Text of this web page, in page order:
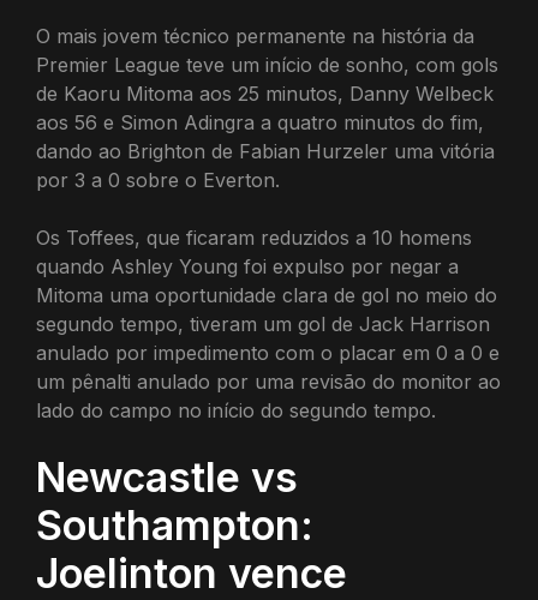
O mais jovem técnico permanente na história da
Premier League teve um início de sonho, com gols
de Kaoru Mitoma aos 25 minutos, Danny Welbeck
aos 56 e Simon Adingra a quatro minutos do fim,
dando ao Brighton de Fabian Hurzeler uma vitória
por 3 a 0 sobre o Everton.
Os Toffees, que ficaram reduzidos a 10 homens
quando Ashley Young foi expulso por negar a
Mitoma uma oportunidade clara de gol no meio do
segundo tempo, tiveram um gol de Jack Harrison
anulado por impedimento com o placar em 0 a 0 e
um pênalti anulado por uma revisão do monitor ao
lado do campo no início do segundo tempo.
Newcastle vs
Southampton:
Joelinton vence